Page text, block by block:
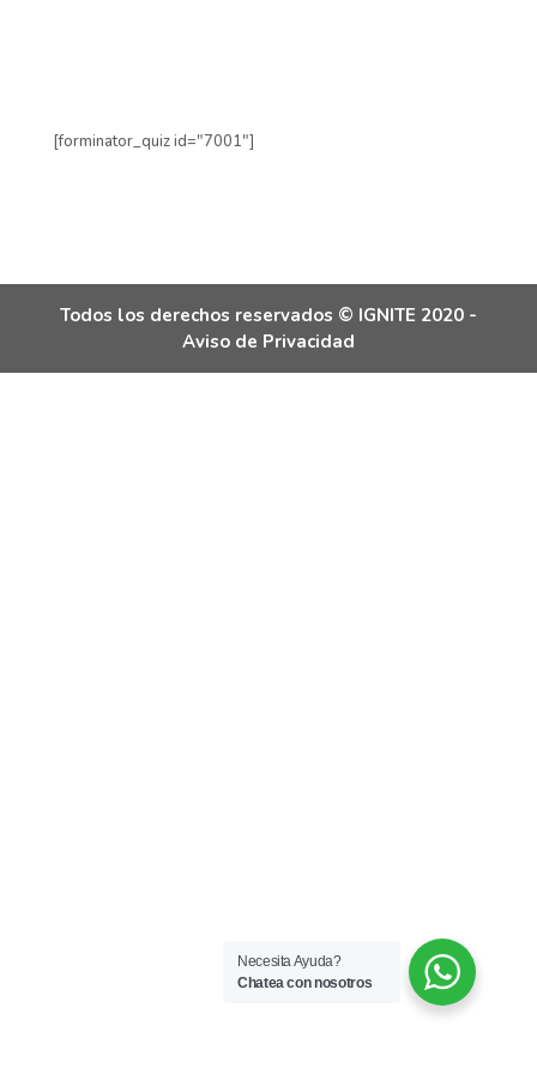
[forminator_quiz id="7001"]
Todos los derechos reservados © IGNITE 2020 -
Aviso de Privacidad
Necesita Ayuda?
Chatea con nosotros